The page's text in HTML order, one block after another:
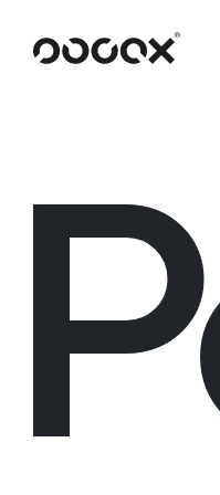
U
ČTI JAKO